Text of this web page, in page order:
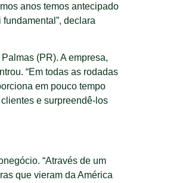
anos temos antecipado
declara
(PR). A empresa,
“Em todas as rodadas
em pouco tempo
e surpreendê-los
“Através de um
que vieram da América